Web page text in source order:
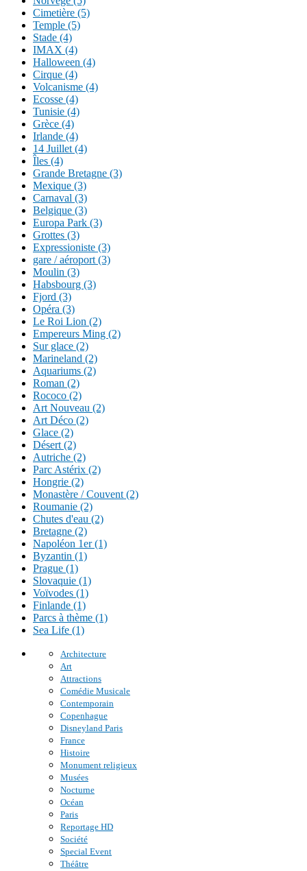
Cimetière (5)
Temple (5)
Stade (4)
IMAX (4)
Halloween (4)
Cirque (4)
Volcanisme (4)
Ecosse (4)
Tunisie (4)
Grèce (4)
Irlande (4)
14 Juillet (4)
Îles (4)
Grande Bretagne (3)
Mexique (3)
Carnaval (3)
Belgique (3)
Europa Park (3)
Grottes (3)
Expressioniste (3)
gare / aéroport (3)
Moulin (3)
Habsbourg (3)
Fjord (3)
Opéra (3)
Le Roi Lion (2)
Empereurs Ming (2)
Sur glace (2)
Marineland (2)
Aquariums (2)
Roman (2)
Rococo (2)
Art Nouveau (2)
Art Déco (2)
Glace (2)
Désert (2)
Autriche (2)
Parc Astérix (2)
Hongrie (2)
Monastère / Couvent (2)
Roumanie (2)
Chutes d'eau (2)
Bretagne (2)
Napoléon 1er (1)
Byzantin (1)
Prague (1)
Slovaquie (1)
Voïvodes (1)
Finlande (1)
Parcs à thème (1)
Sea Life (1)
Architecture
Art
Attractions
Comédie Musicale
Contemporain
Copenhague
Disneyland Paris
France
Histoire
Monument religieux
Musées
Nocturne
Océan
Paris
Reportage HD
Société
Special Event
Théâtre